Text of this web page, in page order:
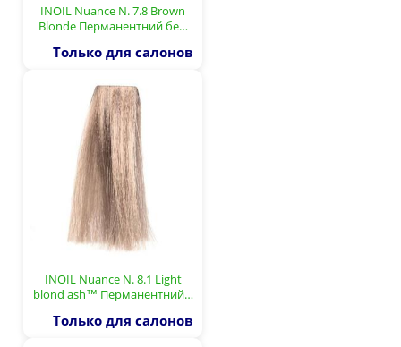
INOIL Nuance N. 7.8 Brown
Blonde Перманентний бе…
Только для салонов
INOIL Nuance N. 8.1 Light
blond ash™ Перманентний…
Только для салонов